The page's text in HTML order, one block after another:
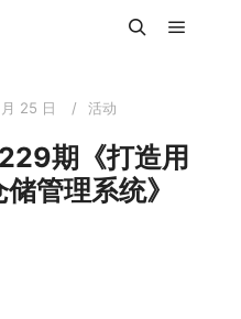
25 日 活动
期《打造用
管理系统》